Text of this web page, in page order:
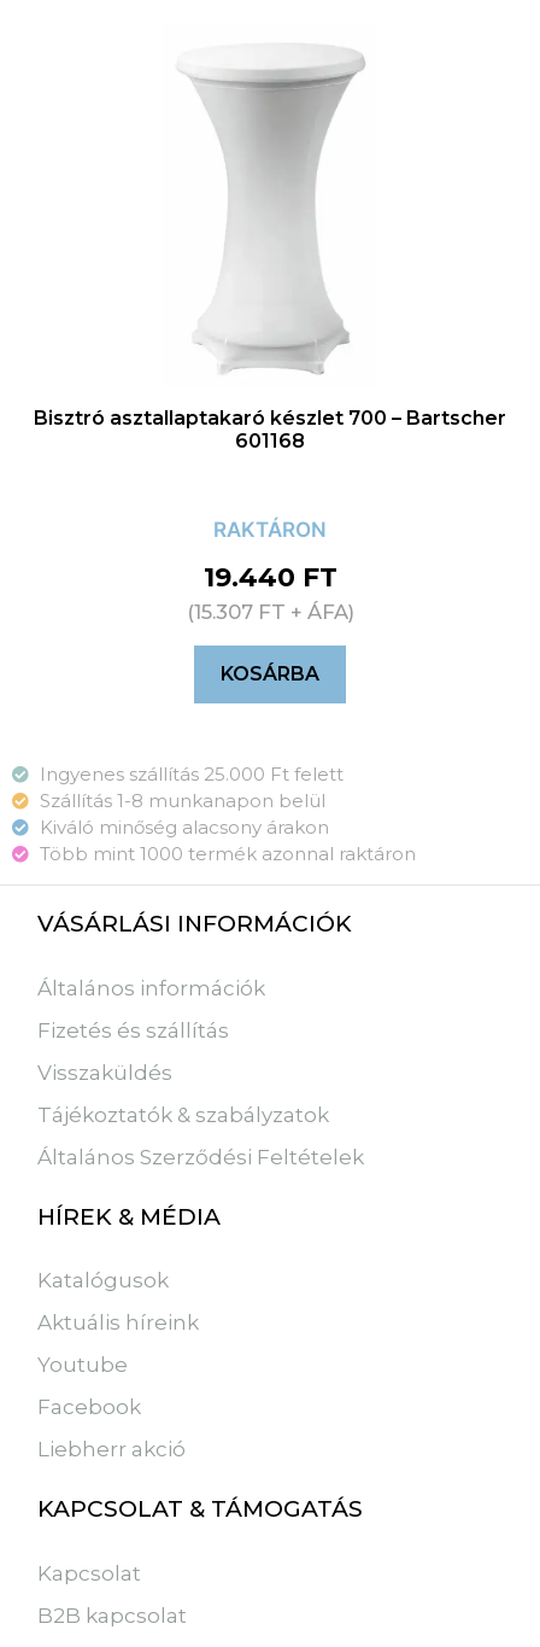
Bisztró asztallaptakaró készlet 700 – Bartscher
601168
RAKTÁRON
19.440 FT
(15.307 FT + ÁFA)
KOSÁRBA
Ingyenes szállítás 25.000 Ft felett
Szállítás 1-8 munkanapon belül
Kiváló minőség alacsony árakon
Több mint 1000 termék azonnal raktáron
VÁSÁRLÁSI INFORMÁCIÓK
Általános információk
Fizetés és szállítás
Visszaküldés
Tájékoztatók & szabályzatok
Általános Szerződési Feltételek
HÍREK & MÉDIA
Katalógusok
Aktuális híreink
Youtube
Facebook
Liebherr akció
KAPCSOLAT & TÁMOGATÁS
Kapcsolat
B2B kapcsolat